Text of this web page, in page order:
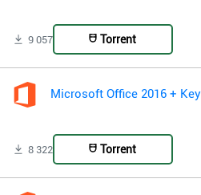
9 057 Torrent
Microsoft Office 2016 +
8 322 Torrent